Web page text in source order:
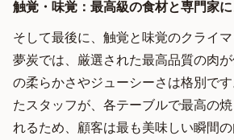
触覚・味覚：最高級の食材と専門家
そして最後に、触覚と味覚のクライマ
夢炭では、厳選された最高品質の肉
の柔らかさやジューシーさは格別で
たスタッフが、各テーブルで最高の
れるため、顧客は最も美味しい瞬間